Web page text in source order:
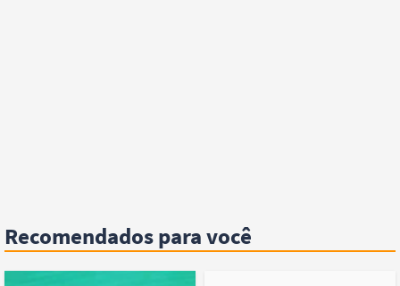
Recomendados para você